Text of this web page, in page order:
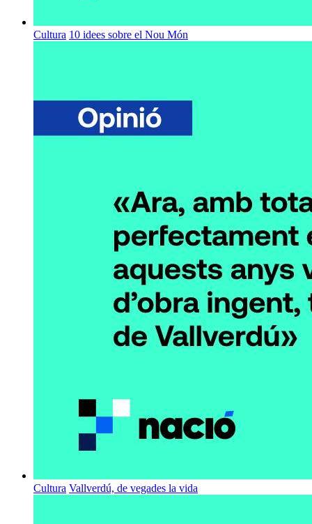
Cultura 10 idees sobre el Nou Món
Cultura Vallverdú, de vegades la vida